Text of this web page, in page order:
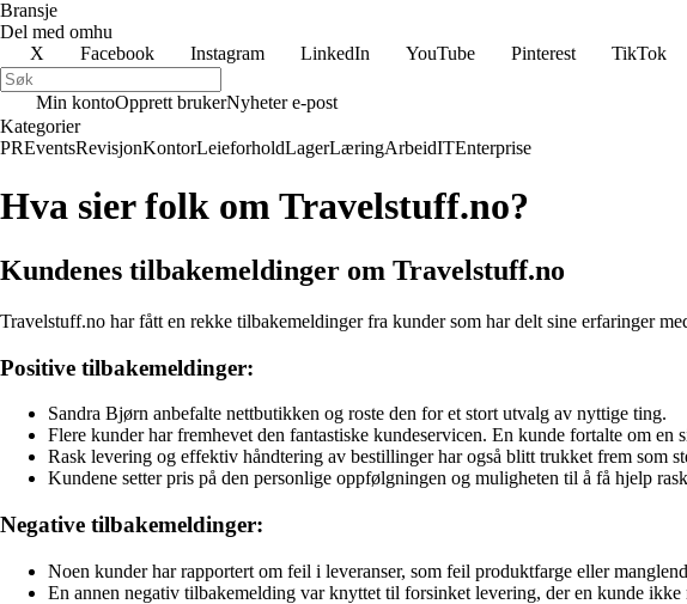
Bransje
Del med omhu
X
Facebook Instagram LinkedIn YouTube Pinterest TikTok
Min kontoOpprett brukerNyheter e-post
Kategorier
PREventsRevisjonKontorLeieforholdLagerLæringArbeidITEnterprise
Hva sier folk om Travelstuff.no?
Kundenes tilbakemeldinger om Travelstuff.no
Travelstuff.no har fått en rekke tilbakemeldinger fra kunder som har delt sine erfaringer
Positive tilbakemeldinger:
Sandra Bjørn anbefalte nettbutikken og roste den for et stort utvalg av nyttige ting.
Flere kunder har fremhevet den fantastiske kundeservicen. En kunde fortalte om
Rask levering og effektiv håndtering av bestillinger har også blitt trukket frem som
Kundene setter pris på den personlige oppfølgningen og muligheten til å få hjelp
Negative tilbakemeldinger:
Noen kunder har rapportert om feil i leveranser, som feil produktfarge eller
En annen negativ tilbakemelding var knyttet til forsinket levering, der en kunde